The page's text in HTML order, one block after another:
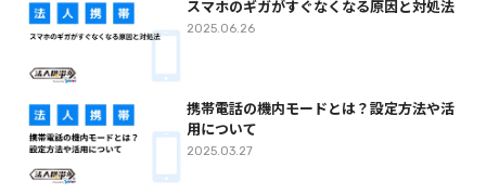
スマホのギガがすぐなくなる原因と対処法
2025.06.26
携帯電話の機内モードとは？設定方法や活
用について
2025.03.27